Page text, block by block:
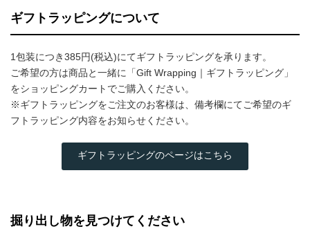
ギフトラッピングについて
1包装につき385円(税込)にてギフトラッピングを承ります。
ご希望の方は商品と一緒に「Gift Wrapping｜ギフトラッピング」
をショッピングカートでご購入ください。
※ギフトラッピングをご注文のお客様は、備考欄にてご希望のギ
フトラッピング内容をお知らせください。
ギフトラッピングのページはこちら
掘り出し物を見つけてください